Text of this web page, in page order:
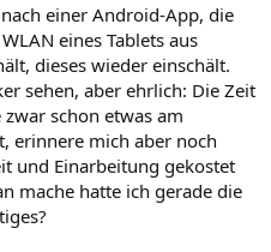
einer Android-App, die
eines Tablets aus
dieses wieder einschält.
sehen, aber ehrlich: Die Zeit
schon etwas am
erinnere mich aber noch
und Einarbeitung gekostet
mache hatte ich gerade die